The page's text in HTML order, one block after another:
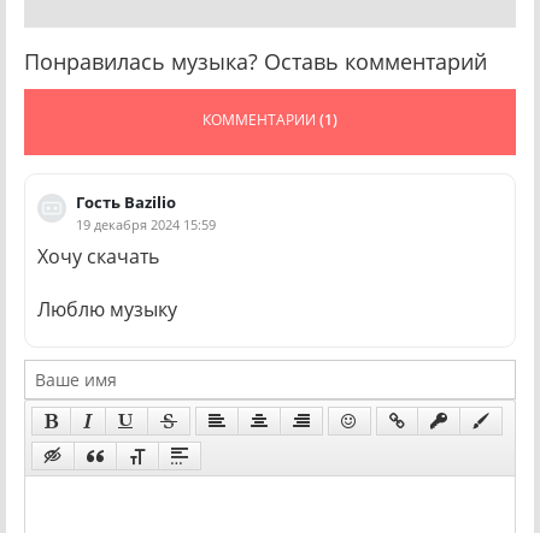
Понравилась музыка? Оставь комментарий
КОММЕНТАРИИ (1)
Гость Bazilio
19 декабря 2024 15:59
Хочу скачать
Люблю музыку